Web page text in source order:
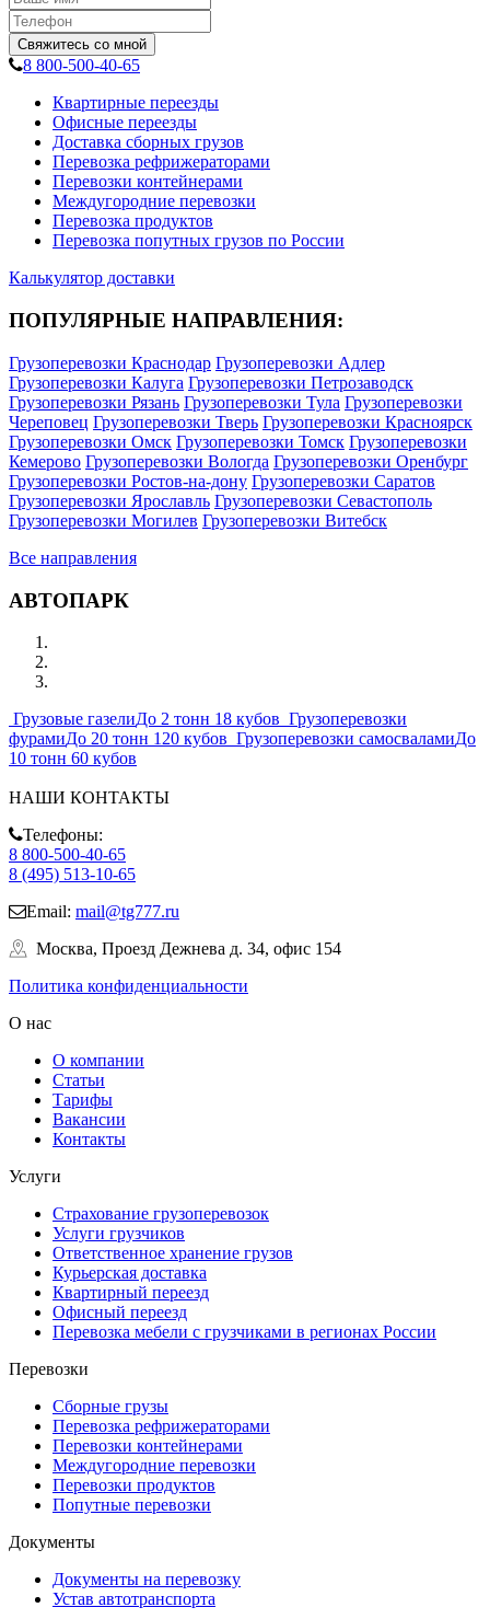
Свяжитесь со мной
8 800-500-40-65
Квартирные переезды
Офисные переезды
Доставка сборных грузов
Перевозка рефрижераторами
Перевозки контейнерами
Междугородние перевозки
Перевозка продуктов
Перевозка попутных грузов по России
Калькулятор доставки
ПОПУЛЯРНЫЕ НАПРАВЛЕНИЯ:
Грузоперевозки Краснодар Грузоперевозки Адлер
Грузоперевозки Калуга Грузоперевозки Петрозаводск
Грузоперевозки Рязань Грузоперевозки Тула Грузоперевозки
Череповец Грузоперевозки Тверь Грузоперевозки Красноярск
Грузоперевозки Омск Грузоперевозки Томск Грузоперевозки
Кемерово Грузоперевозки Вологда Грузоперевозки Оренбург
Грузоперевозки Ростов-на-дону Грузоперевозки Саратов
Грузоперевозки Ярославль Грузоперевозки Севастополь
Грузоперевозки Могилев Грузоперевозки Витебск
Все направления
АВТОПАРК
Грузовые газелиДо 2 тонн 18 кубов Грузоперевозки
фурамиДо 20 тонн 120 кубов Грузоперевозки самосваламиДо
10 тонн 60 кубов
НАШИ КОНТАКТЫ
Телефоны:
8 800-500-40-65
8 (495) 513-10-65
Email: mail@tg777.ru
Москва, Проезд Дежнева д. 34, офис 154
Политика конфиденциальности
О нас
О компании
Статьи
Тарифы
Вакансии
Контакты
Услуги
Страхование грузоперевозок
Услуги грузчиков
Ответственное хранение грузов
Курьерская доставка
Квартирный переезд
Офисный переезд
Перевозка мебели с грузчиками в регионах России
Перевозки
Сборные грузы
Перевозка рефрижераторами
Перевозки контейнерами
Междугородние перевозки
Перевозки продуктов
Попутные перевозки
Документы
Документы на перевозку
Устав автотранспорта